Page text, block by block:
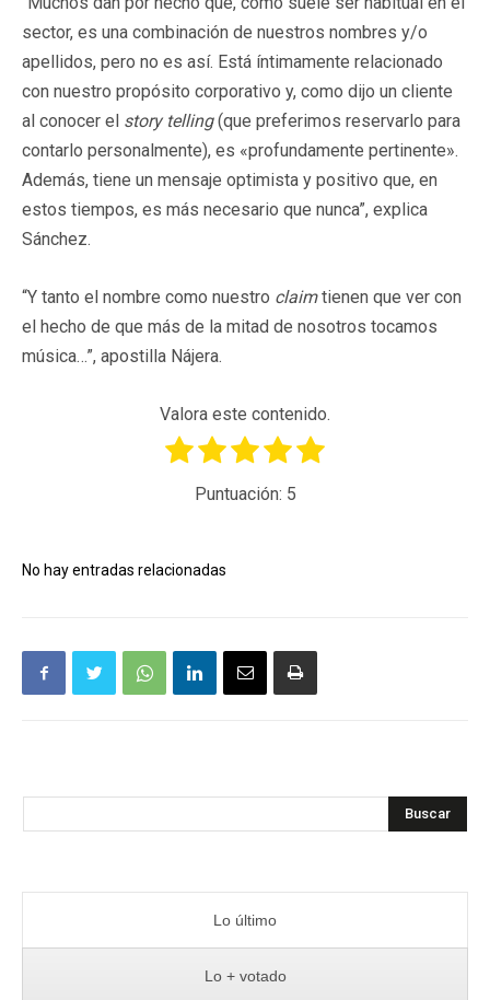
sector, es una combinación de nuestros nombres y/o
apellidos, pero no es así. Está íntimamente relacionado
con nuestro propósito corporativo y, como dijo un cliente
al conocer el story telling(que preferimos reservarlo para
contarlo personalmente), es «profundamente pertinente».
Además, tiene un mensaje optimista y positivo que, en
estos tiempos, es más necesario que nunca”, explica
Sánchez.
“Y tanto el nombre como nuestro claimtienen que ver con
el hecho de que más de la mitad de nosotros tocamos
música…”, apostilla Nájera.
Valora este contenido.
Puntuación: 5
No hay entradas relacionadas
Buscar
Lo último
Lo + votado